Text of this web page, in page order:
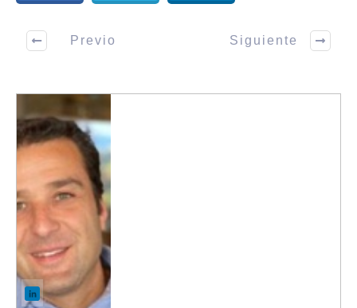
Previo Siguiente